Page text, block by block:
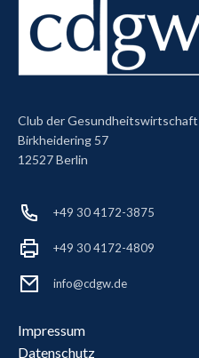
Club der Gesundheitswirtschaft
Birkheidering 57
12527 Berlin
+49 30 4172-3875
+49 30 4172-4809
info@cdgw.de
Impressum
Datenschutz